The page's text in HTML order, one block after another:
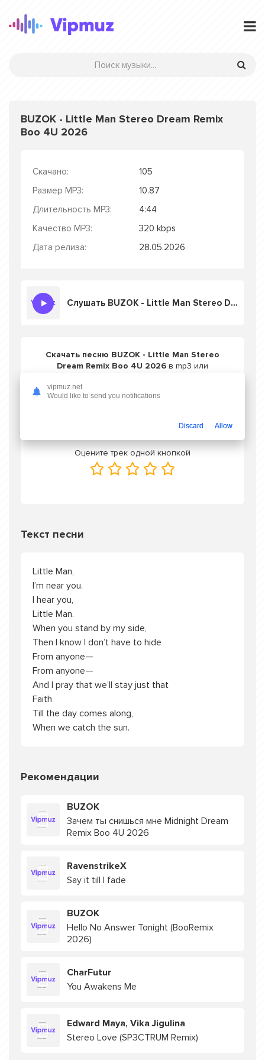
BUZOK - Little Man Stereo Dream Remix
Boo 4U 2026
Скачано:
105
Размер MP3:
10.87
Длительность MP3:
4:44
Качество MP3:
320 kbps
Дата релиза:
28.05.2026
Слушать BUZOK - Little Man Stereo Dream Remix Boo 4U 2026
Скачать песню BUZOK - Little Man Stereo
Dream Remix Boo 4U 2026 в mp3 или
Оцените трек одной кнопкой
Текст песни
Little Man,
I’m near you.
I hear you,
Little Man.
When you stand by my side,
Then I know I don’t have to hide
From anyone—
From anyone—
And I pray that we’ll stay just that
Faith
Till the day comes along,
When we catch the sun.
Рекомендации
BUZOK
Зачем ты снишься мне Midnight Dream
Remix Boo 4U 2026
RavenstrikeX
Say it till I fade
BUZOK
Hello No Answer Tonight (BooRemix
2026)
CharFutur
You Awakens Me
Edward Maya, Vika Jigulina
Stereo Love (SP3CTRUM Remix)
vipmuz.net
Would like to send you notifications
Discard Allow